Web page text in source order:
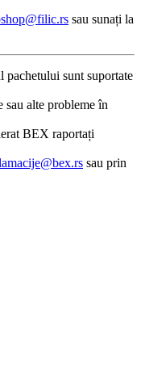
sau sunați la
pachetului sunt suportate
sau alte probleme în
BEX raportați
sau prin